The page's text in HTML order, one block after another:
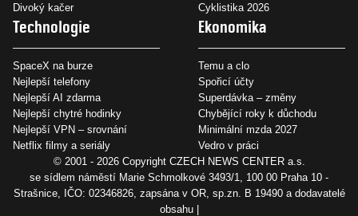
Divoký kačer
Cyklistika 2026
Technologie
SpaceX na burze
Nejlepší telefony
Nejlepší AI zdarma
Nejlepší chytré hodinky
Nejlepší VPN – srovnání
Netflix filmy a seriály
Ekonomika
Temu a clo
Spořicí účty
Superdávka – změny
Chybějící roky k důchodu
Minimální mzda 2027
Vedro v práci
© 2001 - 2026 Copyright CZECH NEWS CENTER a.s.
se sídlem náměstí Marie Schmolkové 3493/1, 100 00 Praha 10 -
Strašnice, IČO: 02346826, zapsána v OR, sp.zn. B 19490 a dodavatelé
obsahu